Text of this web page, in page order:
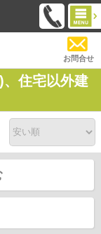
お問合せ
住宅以外建